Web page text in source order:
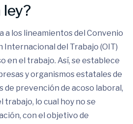
ley?
a los lineamientos del Convenio
Internacional del Trabajo (OIT)
en el trabajo. Así, se establece
y organismos estatales de
prevención de acoso laboral,
trabajo, lo cual hoy no se
con el objetivo de